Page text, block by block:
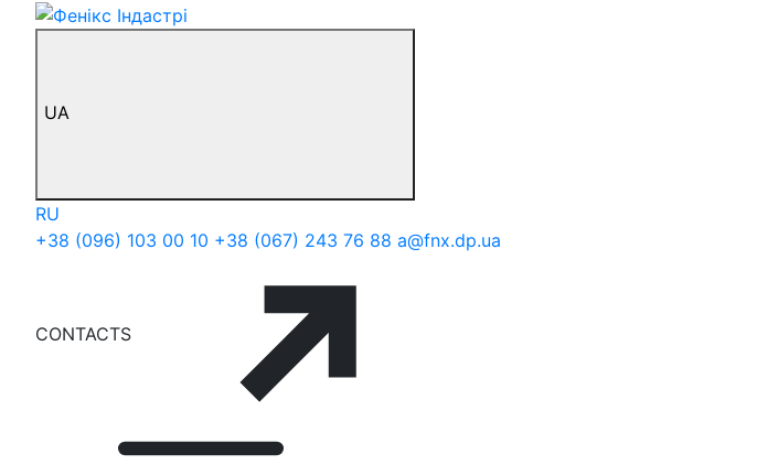
UA
RU
+38 (096) 103 00 10 +38 (067) 243 76 88 a@fnx.dp.ua
CONTACTS